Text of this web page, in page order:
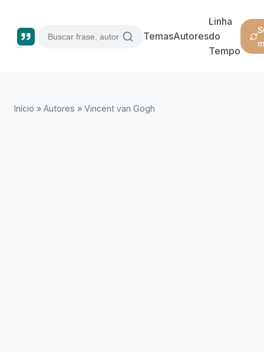
TemasAutores
Linha
do
Tempo
Início » Autores » Vincent van Gogh